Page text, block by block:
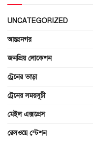
UNCATEGORIZED
আন্তঃনগর
জনপ্রিয় লোকেশন
ট্রেনের ভাড়া
ট্রেনের সময়সূচী
মেইল এক্সপ্রেস
রেলওয়ে স্টেশন